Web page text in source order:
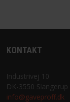
KONTAKT
Industrivej 10
DK-3550 Slangerup
info@gaveproff.dk